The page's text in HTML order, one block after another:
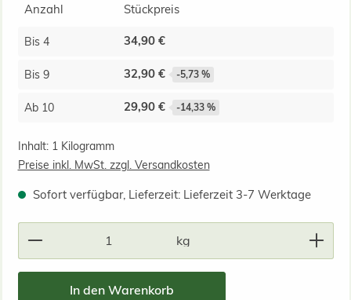
Anzahl Stückpreis
Bis 4 34,90 €
Bis 9 32,90 € -5,73 %
Ab 10 29,90 € -14,33 %
Inhalt: 1 Kilogramm
Preise inkl. MwSt. zzgl. Versandkosten
Sofort verfügbar, Lieferzeit: Lieferzeit 3-7 Werktage
Produkt Anzahl: Gib den gewünschten Wert ein
kg
In den Warenkorb